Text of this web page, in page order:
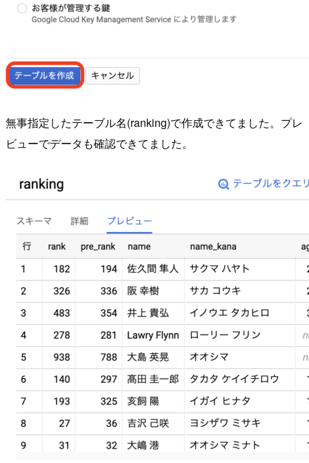
無事指定したテーブル名(ranking)で作成できてました。プレ
ビューでデータも確認できてました。